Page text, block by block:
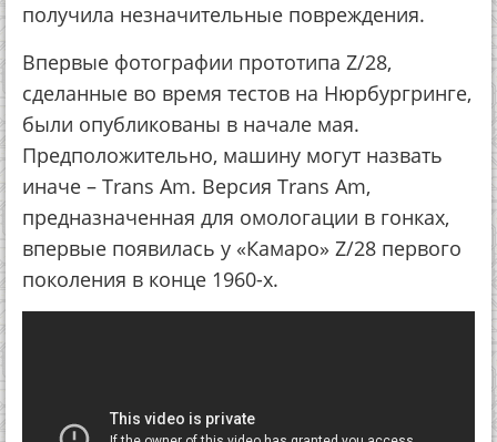
получила незначительные повреждения.
Впервые фотографии прототипа Z/28,
сделанные во время тестов на Нюрбургринге,
были опубликованы в начале мая.
Предположительно, машину могут назвать
иначе – Trans Am. Версия Trans Am,
предназначенная для омологации в гонках,
впервые появилась у «Камаро» Z/28 первого
поколения в конце 1960-х.